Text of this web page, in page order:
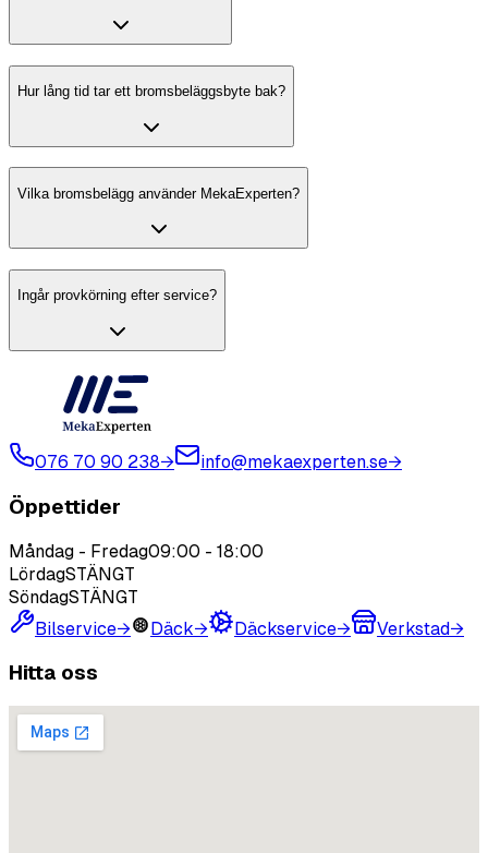
Hur lång tid tar ett bromsbeläggsbyte bak?
Vilka bromsbelägg använder MekaExperten?
Ingår provkörning efter service?
076 70 90 238→ info@mekaexperten.se→
Öppettider
Måndag - Fredag09:00 - 18:00
LördagSTÄNGT
SöndagSTÄNGT
Bilservice→ Däck→ Däckservice→ Verkstad→
Hitta oss